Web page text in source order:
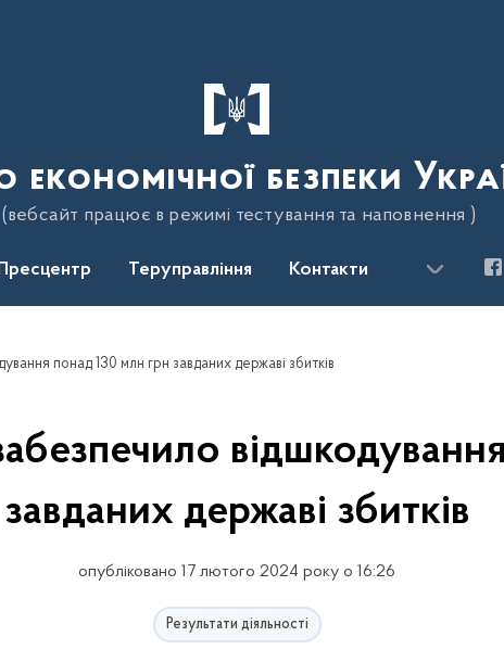
економічної безпеки
(вебсайт працює в режимі тестування та наповнення )
Теруправління Контакти
понад 130 млн грн завданих державі збитків
завданих державі збитків
опубліковано 17 лютого 2024 року о 16:26
Результати діяльності